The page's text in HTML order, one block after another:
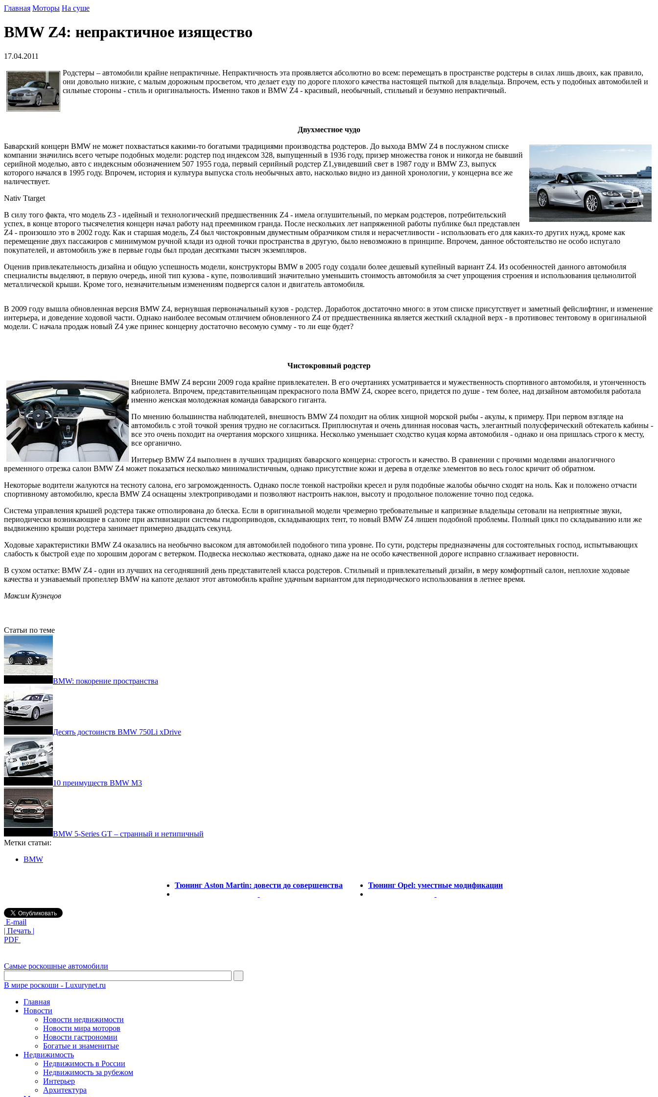
Главная Моторы На суше
BMW Z4: непрактичное изящество
17.04.2011
Родстеры – автомобили крайне непрактичные. Непрактичность эта проявляется абсолютно во всем: перемещать в пространстве родстеры в силах лишь двоих, как правило,
они довольно низкие, с малым дорожным просветом, что делает езду по дороге плохого качества настоящей пыткой для владельца. Впрочем, есть у подобных автомобилей и
сильные стороны - стиль и оригинальность. Именно таков и BMW Z4 - красивый, необычный, стильный и безумно непрактичный.
Двухместное чудо
Баварский концерн BMW не может похвастаться какими-то богатыми традициями производства родстеров. До выхода BMW Z4 в послужном списке
компании значились всего четыре подобных модели: родстер под индексом 328, выпущенный в 1936 году, призер множества гонок и никогда не бывший
серийной моделью, авто с индексным обозначением 507 1955 года, первый серийный родстер Z1,увидевший свет в 1987 году и BMW Z3, выпуск
которого начался в 1995 году. Впрочем, история и культура выпуска столь необычных авто, насколько видно из данной хронологии, у концерна все же
наличествует.
Nativ Ttarget
В силу того факта, что модель Z3 - идейный и технологический предшественник Z4 - имела оглушительный, по меркам родстеров, потребительский
успех, в конце второго тысячелетия концерн начал работу над преемником гранда. После нескольких лет напряженной работы публике был представлен
Z4 - произошло это в 2002 году. Как и старшая модель, Z4 был чистокровным двуместным образчиком стиля и нерасчетливости - использовать его для каких-то других нужд, кроме как
перемещение двух пассажиров с минимумом ручной клади из одной точки пространства в другую, было невозможно в принципе. Впрочем, данное обстоятельство не особо испугало
покупателей, и автомобиль уже в первые годы был продан десятками тысяч экземпляров.
Оценив привлекательность дизайна и общую успешность модели, конструкторы BMW в 2005 году создали более дешевый купейный вариант Z4. Из особенностей данного автомобиля
специалисты выделяют, в первую очередь, иной тип кузова - купе, позволивший значительно уменьшить стоимость автомобиля за счет упрощения строения и использования цельнолитой
металлической крыши. Кроме того, незначительным изменениям подвергся салон и двигатель автомобиля.
В 2009 году вышла обновленная версия BMW Z4, вернувшая первоначальный кузов - родстер. Доработок достаточно много: в этом списке присутствует и заметный фейслифтинг, и изменение
интерьера, и доведение ходовой части. Однако наиболее весомым отличием обновленного Z4 от предшественника является жесткий складной верх - в противовес тентовому в оригинальной
модели. С начала продаж новый Z4 уже принес концерну достаточно весомую сумму - то ли еще будет?
Чистокровный родстер
Внешне BMW Z4 версии 2009 года крайне привлекателен. В его очертаниях усматривается и мужественность спортивного автомобиля, и утонченность
кабриолета. Впрочем, представительницам прекрасного пола BMW Z4, скорее всего, придется по душе - тем более, над дизайном автомобиля работала
именно женская молодежная команда баварского гиганта.
По мнению большинства наблюдателей, внешность BMW Z4 походит на облик хищной морской рыбы - акулы, к примеру. При первом взгляде на
автомобиль с этой точкой зрения трудно не согласиться. Приплюснутая и очень длинная носовая часть, элегантный полусферический обтекатель кабины -
все это очень походит на очертания морского хищника. Несколько уменьшает сходство куцая корма автомобиля - однако и она пришлась строго к месту,
все органично.
Интерьер BMW Z4 выполнен в лучших традициях баварского концерна: строгость и качество. В сравнении с прочими моделями аналогичного
временного отрезка салон BMW Z4 может показаться несколько минималистичным, однако присутствие кожи и дерева в отделке элементов во весь голос кричит об обратном.
Некоторые водители жалуются на тесноту салона, его загроможденность. Однако после тонкой настройки кресел и руля подобные жалобы обычно сходят на ноль. Как и положено отчасти
спортивному автомобилю, кресла BMW Z4 оснащены электроприводами и позволяют настроить наклон, высоту и продольное положение точно под седока.
Система управления крышей родстера также отполирована до блеска. Если в оригинальной модели чрезмерно требовательные и капризные владельцы сетовали на неприятные звуки,
периодически возникающие в салоне при активизации системы гидроприводов, складывающих тент, то новый BMW Z4 лишен подобной проблемы. Полный цикл по складыванию или же
выдвижению крыши родстера занимает примерно двадцать секунд.
Ходовые характеристики BMW Z4 оказались на необычно высоком для автомобилей подобного типа уровне. По сути, родстеры предназначены для состоятельных господ, испытывающих
слабость к быстрой езде по хорошим дорогам с ветерком. Подвеска несколько жестковата, однако даже на не особо качественной дороге исправно сглаживает неровности.
В сухом остатке: BMW Z4 - один из лучших на сегодняшний день представителей класса родстеров. Стильный и привлекательный дизайн, в меру комфортный салон, неплохие ходовые
качества и узнаваемый пропеллер BMW на капоте делают этот автомобиль крайне удачным вариантом для периодического использования в летнее время.
Максим Кузнецов
Статьи по теме
BMW: покорение пространства
Десять достоинств BMW 750Li xDrive
10 преимуществ BMW M3
BMW 5-Series GT – странный и нетипичный
Метки статьи:
BMW
Тюнинг Aston Martin: довести до совершенства Тюнинг Opel: уместные модификации
E-mail
| Печать |
PDF
Самые роскошные автомобили
В мире роскоши - Luxurynet.ru
Главная
Новости
Новости недвижимости
Новости мира моторов
Новости гастрономии
Богатые и знаменитые
Недвижимость
Недвижимость в России
Недвижимость за рубежом
Интерьер
Архитектура